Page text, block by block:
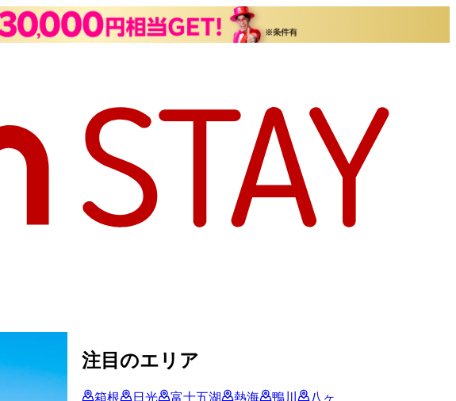
注目のエリア
箱根 日光 富士五湖 熱海 鴨川
八ヶ